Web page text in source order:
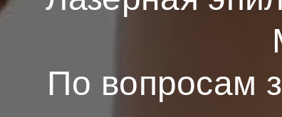
По вопросам